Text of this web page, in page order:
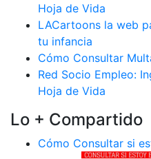
Hoja de Vida
LACartoons la web
tu infancia
Cómo Consultar
Red Socio Empleo:
Hoja de Vida
Lo + Compartido
Cómo Consultar si